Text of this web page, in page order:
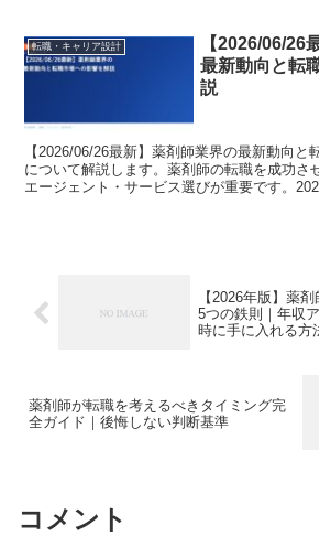
転職・キャリア設計
【2026/06/26
最新動向と転
説
【2026/06/26最新】薬剤師業界の最新動向と
について解説します。薬剤師の転職を成功さ
エージェント・サービス選びが重要です。
【2026年版】薬
5つの鉄則｜年収
時に手に入れる方
薬剤師が転職を考えるべきタイミング完
全ガイド｜後悔しない判断基準
コメント